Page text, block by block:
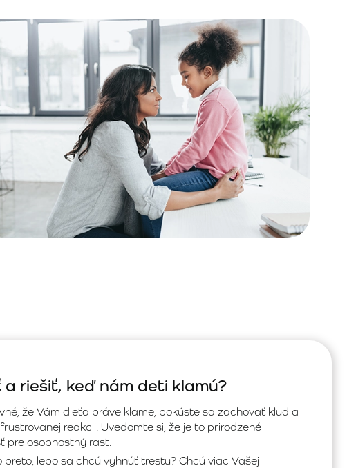
riešiť, keď nám deti klamú?
že Vám dieťa práve klame, pokúste sa zachovať kľud a
reakcii. Uvedomte si, že je to prirodzené
pre osobnostný rast.
preto, lebo sa chcú vyhnúť trestu? Chcú viac Vašej